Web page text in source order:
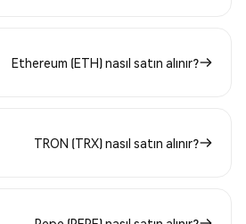
Ethereum (ETH) nasıl satın alınır?
TRON (TRX) nasıl satın alınır?